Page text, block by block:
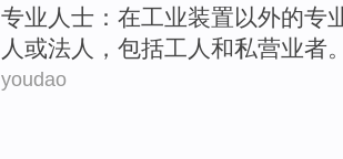
专业 人士：在工业装置以外的专
人 或法人 ， 包括工人 和私营业者
youdao